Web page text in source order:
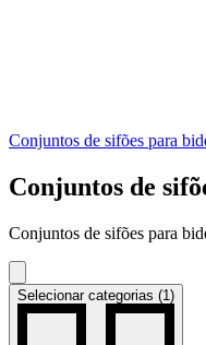
Conjuntos de sifões para
Conjuntos de
Conjuntos de sifões para
Selecionar categorias (1)